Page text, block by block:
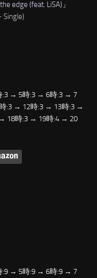
edge (feat. LiSA) 」
Single)
→ 5時:3 → 6時:3 → 7
:3 → 12時:3 → 13時:3 →
18時:3 → 19時:4 → 20
→ 5時:9 → 6時:9 → 7